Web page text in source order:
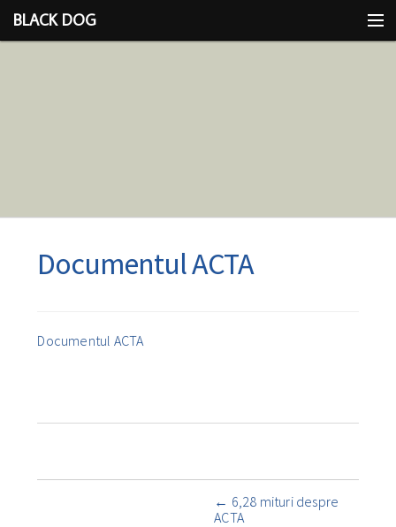
BLACK DOG
Documentul ACTA
Documentul ACTA
Navigare
← 6,28 mituri despre
ACTA